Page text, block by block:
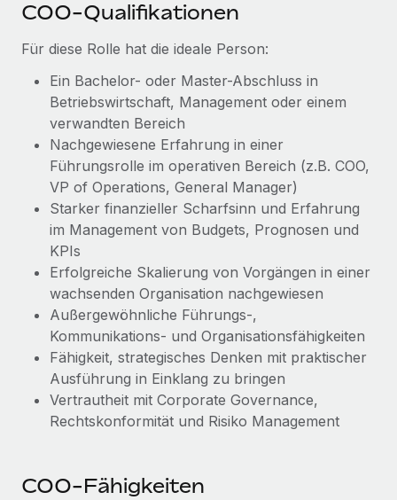
COO-Qualifikationen
Für diese Rolle hat die ideale Person:
Ein Bachelor- oder Master-Abschluss in
Betriebswirtschaft, Management oder einem
verwandten Bereich
Nachgewiesene Erfahrung in einer
Führungsrolle im operativen Bereich (z.B. COO,
VP of Operations, General Manager)
Starker finanzieller Scharfsinn und Erfahrung
im Management von Budgets, Prognosen und
KPIs
Erfolgreiche Skalierung von Vorgängen in einer
wachsenden Organisation nachgewiesen
Außergewöhnliche Führungs-,
Kommunikations- und Organisationsfähigkeiten
Fähigkeit, strategisches Denken mit praktischer
Ausführung in Einklang zu bringen
Vertrautheit mit Corporate Governance,
Rechtskonformität und Risiko Management
COO-Fähigkeiten